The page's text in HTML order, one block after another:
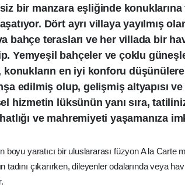
bir manzara eşliğinde
Dört ayrı villaya yayılmış
bahçe terasları ve her villada bir
Yemyeşil bahçeler ve çoklu
konukların en iyi konforu
edilmiş olup, gelişmiş altyapısı
hizmetin lüksünün yanı sıra,
ve mahremiyeti yaşamanıza
boyu yaratıcı bir uluslararası füzyon A la
tadını çıkarırken, dileyenler odalarında veya